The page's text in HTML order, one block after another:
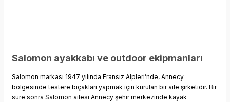
Salomon ayakkabı ve outdoor ekipmanları
Salomon markası 1947 yılında Fransız Alpleri’nde, Annecy
bölgesinde testere bıçakları yapmak için kurulan bir aile şirketidir. Bir
süre sonra Salomon ailesi Annecy şehir merkezinde kayak